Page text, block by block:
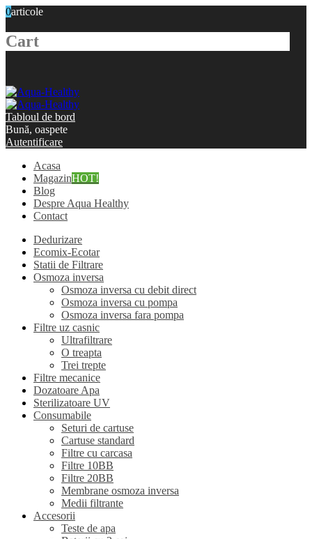
0articole
Cart
Tabloul de bord
Bună, oaspete
Autentificare
Acasa
MagazinHOT!
Blog
Despre Aqua Healthy
Contact
Dedurizare
Ecomix-Ecotar
Statii de Filtrare
Osmoza inversa
Osmoza inversa cu debit direct
Osmoza inversa cu pompa
Osmoza inversa fara pompa
Filtre uz casnic
Ultrafiltrare
O treapta
Trei trepte
Filtre mecanice
Dozatoare Apa
Sterilizatoare UV
Consumabile
Seturi de cartuse
Cartuse standard
Filtre cu carcasa
Filtre 10BB
Filtre 20BB
Membrane osmoza inversa
Medii filtrante
Accesorii
Teste de apa